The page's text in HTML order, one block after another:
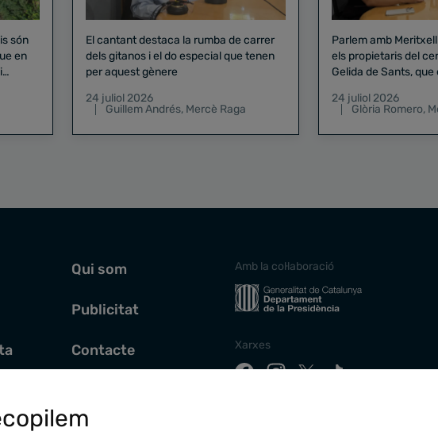
són
en
El cantant destaca la rumba de carrer
dels gitanos i el do especial que tenen
per aquest gènere
24 juliol 2026
Guillem Andrés, Mercè Raga
Parlem amb
els propietaris del
Gelida de Sants,
24 juliol 2026
Glòria Romero,
Qui som
Publicitat
Contacte
Amb la col·laboració
Xarxes